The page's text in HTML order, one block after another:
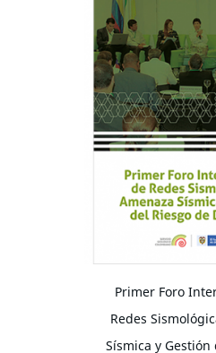
Primer Foro
Redes
Sísmica y